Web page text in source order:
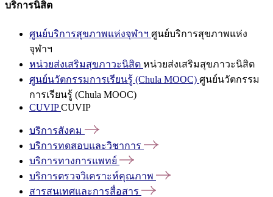
บริการนิสิต
ศูนย์บริการสุขภาพแห่งจุฬาฯ ศูนย์บริการสุขภาพแห่ง
จุฬาฯ
หน่วยส่งเสริมสุขภาวะนิสิต หน่วยส่งเสริมสุขภาวะนิสิต
ศูนย์นวัตกรรมการเรียนรู้ (Chula MOOC) ศูนย์นวัตกรรม
การเรียนรู้ (Chula MOOC)
CUVIPCUVIP
บริการสังคม
บริการทดสอบและวิชาการ
บริการทางการแพทย์
บริการตรวจวิเคราะห์คุณภาพ
สารสนเทศและการสื่อสาร